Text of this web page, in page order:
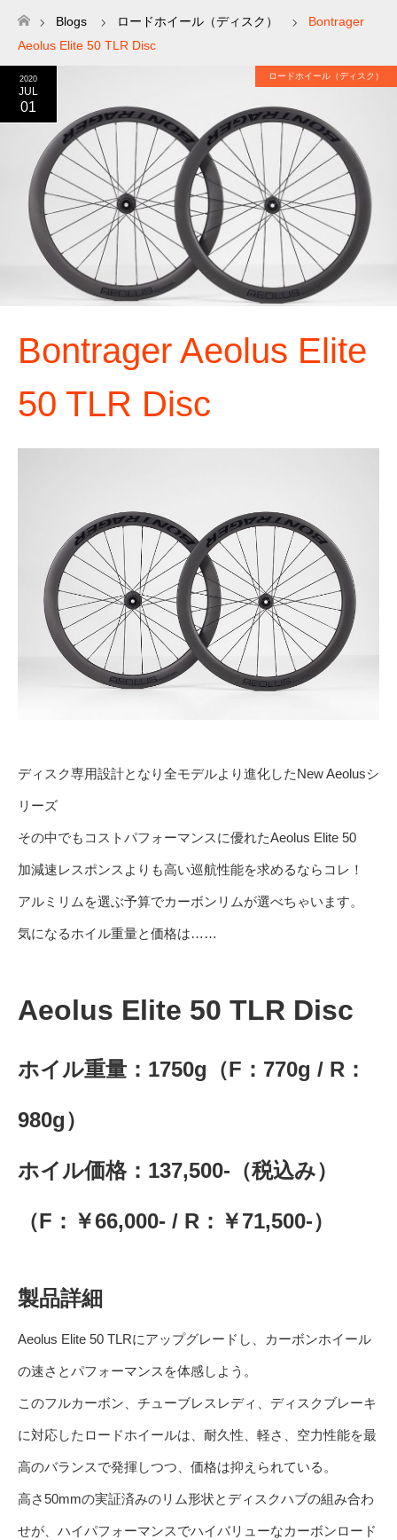
ホーム
Blogs ロードホイール（ディスク）
Bontrager
Aeolus Elite 50 TLR Disc
2020
JUL
01
ロードホイール（ディスク）
Bontrager Aeolus Elite
50 TLR Disc
ディスク専用設計となり全モデルより進化したNew Aeolusシ
リーズ
その中でもコストパフォーマンスに優れたAeolus Elite 50
加減速レスポンスよりも高い巡航性能を求めるならコレ！
アルミリムを選ぶ予算でカーボンリムが選べちゃいます。
気になるホイル重量と価格は……
Aeolus Elite 50 TLR Disc
ホイル重量：1750g（F：770g / R：
980g）
ホイル価格：137,500-（税込み）
（F：￥66,000- / R：￥71,500-）
製品詳細
Aeolus Elite 50 TLRにアップグレードし、カーボンホイール
の速さとパフォーマンスを体感しよう。
このフルカーボン、チューブレスレディ、ディスクブレーキ
に対応したロードホイールは、耐久性、軽さ、空力性能を最
高のバランスで発揮しつつ、価格は抑えられている。
高さ50mmの実証済みのリム形状とディスクハブの組み合わ
せが、ハイパフォーマンスでハイバリューなカーボンロード